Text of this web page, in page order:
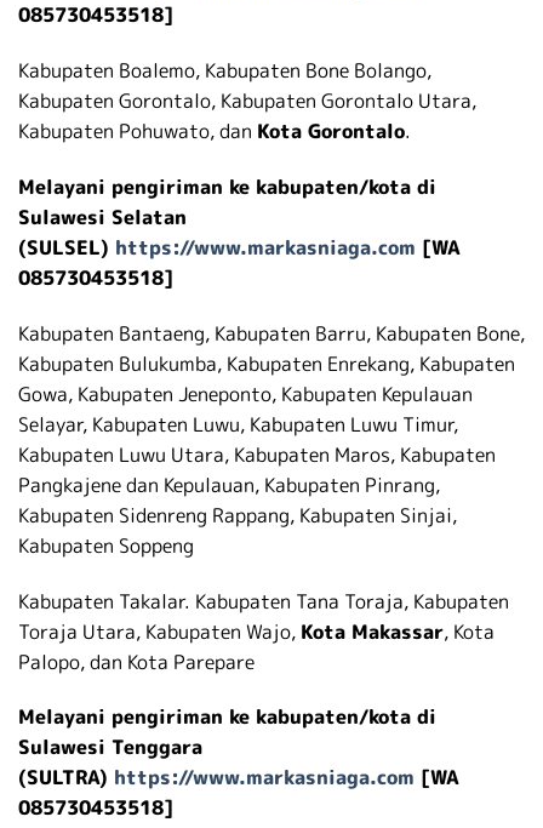
085730453518]
Kabupaten Boalemo, Kabupaten Bone Bolango,
Kabupaten Gorontalo, Kabupaten Gorontalo Utara,
Kabupaten Pohuwato, dan Kota Gorontalo.
Melayani pengiriman ke kabupaten/kota di
Sulawesi Selatan
(SULSEL) https://www.markasniaga.com [WA
085730453518]
Kabupaten Bantaeng, Kabupaten Barru, Kabupaten Bone,
Kabupaten Bulukumba, Kabupaten Enrekang, Kabupaten
Gowa, Kabupaten Jeneponto, Kabupaten Kepulauan
Selayar, Kabupaten Luwu, Kabupaten Luwu Timur,
Kabupaten Luwu Utara, Kabupaten Maros, Kabupaten
Pangkajene dan Kepulauan, Kabupaten Pinrang,
Kabupaten Sidenreng Rappang, Kabupaten Sinjai,
Kabupaten Soppeng
Kabupaten Takalar. Kabupaten Tana Toraja, Kabupaten
Toraja Utara, Kabupaten Wajo, Kota Makassar, Kota
Palopo, dan Kota Parepare
Melayani pengiriman ke kabupaten/kota di
Sulawesi Tenggara
(SULTRA) https://www.markasniaga.com [WA
085730453518]